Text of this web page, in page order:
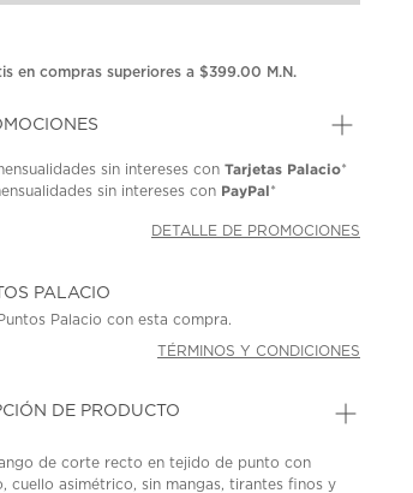
en compras superiores a $399.00 M.N.
sin intereses conTarjetas Palacio*
sin intereses con PayPal*
DETALLE DE PROMOCIONES
PALACIO
Puntos Palacio con esta compra.
TÉRMINOS Y CONDICIONES
DE PRODUCTO
de corte recto en tejido de punto con
cuello asimétrico, sin mangas, tirantes finos y